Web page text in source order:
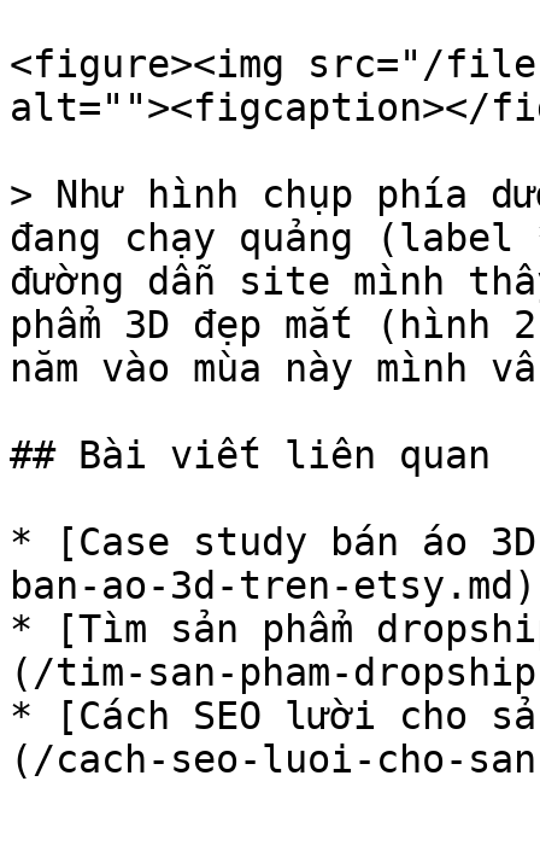
<figure><img src="/files/
alt=""><figcaption></
> Như hình chụp phía
đang chạy quảng
đường dẫn site mình
phẩm 3D đẹp mắt (hình
năm vào mùa này mình
## Bài viết liên quan
* [Case study bán áo
ban-ao-3d-tren-etsy.md)
* [Tìm sản phẩm
(/tim-san-pham-
* [Cách SEO lười cho